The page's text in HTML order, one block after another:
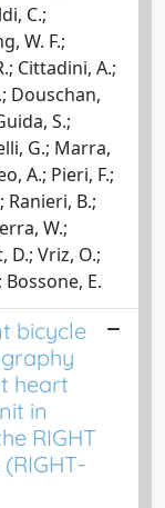
C.;
W. F.;
Cittadini, A.;
Douschan,
S.;
G.; Marra,
A.; Pieri, F.;
Ranieri, B.;
W.;
D.; Vriz, O.;
E.
bicycle
heart
in
RIGHT